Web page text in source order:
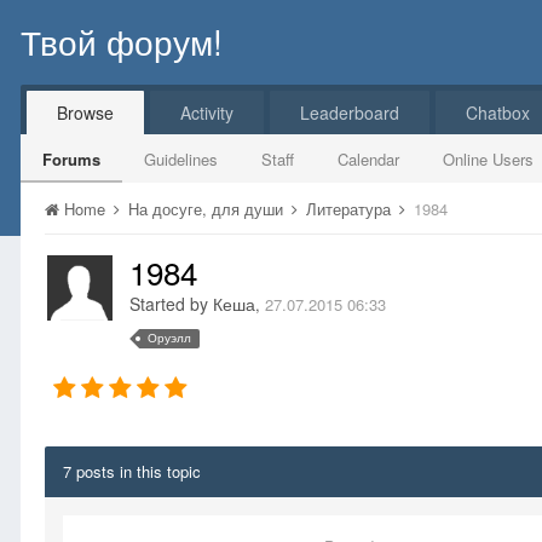
Твой форум!
Browse
Forums Guidelines Staff Calendar Online Users
Activity Leaderboard Chatbox
Home На досуге, для души Литература 1984
1984
Started by Кеша, 27.07.2015 06:33
Оруэлл
7 posts in this topic